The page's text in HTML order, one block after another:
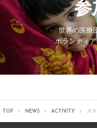
参
世界の医療
ボランティ
TOP NEWS ACTIVITY ス